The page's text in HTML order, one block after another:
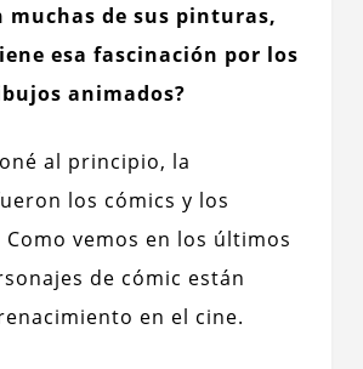
muchas de sus pinturas,
esa fascinación por los
animados?
al principio, la
los cómics y los
Como vemos en los últimos
de cómic están
en el cine.